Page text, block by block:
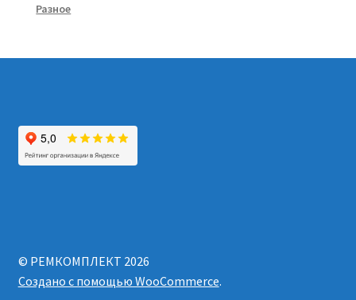
Разное
© РЕМКОМПЛЕКТ 2026
Создано с помощью WooCommerce.